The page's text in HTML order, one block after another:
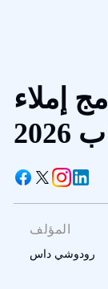
برنامج إملاء
المؤلف
رودوشي داس